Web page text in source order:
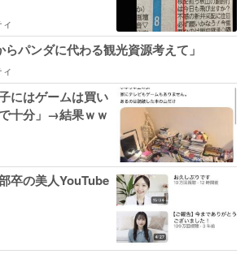
パンダに代わる観光資源考えて」
にはゲームは買い
十分」→結果ｗｗ
卒の美人YouTube